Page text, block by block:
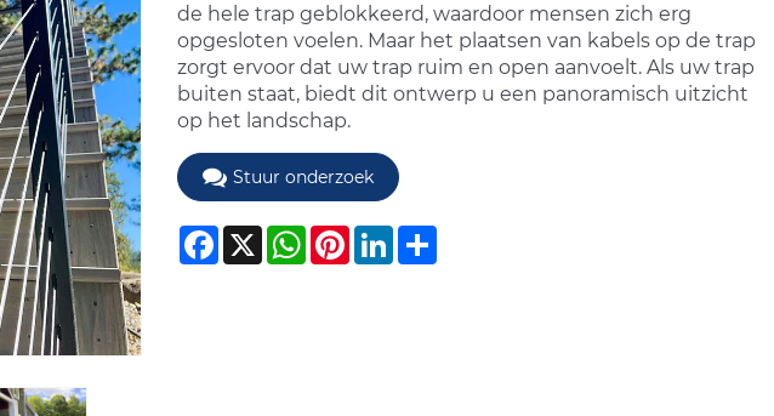
de hele trap geblokkeerd, waardoor mensen zich erg
opgesloten voelen. Maar het plaatsen van kabels op de trap
zorgt ervoor dat uw trap ruim en open aanvoelt. Als uw trap
buiten staat, biedt dit ontwerp u een panoramisch uitzicht
op het landschap.
Stuur onderzoek
Facebook
X WhatsApp
Pinterest
LinkedIn
Share